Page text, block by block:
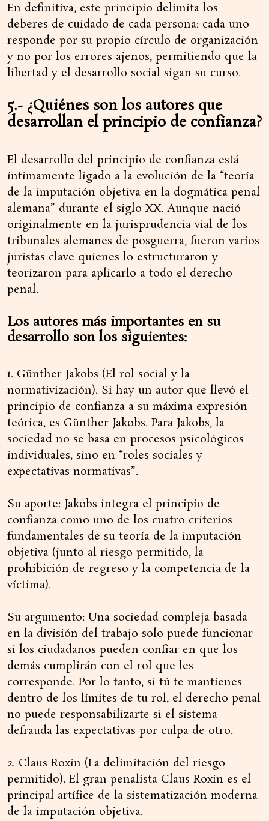
En definitiva, este principio delimita los
deberes de cuidado de cada persona: cada uno
responde por su propio círculo de organización
y no por los errores ajenos, permitiendo que la
libertad y el desarrollo social sigan su curso.
5.- ¿Quiénes son los autores que
desarrollan el principio de confianza?
El desarrollo del principio de confianza está
íntimamente ligado a la evolución de la “teoría
de la imputación objetiva en la dogmática penal
alemana” durante el siglo XX. Aunque nació
originalmente en la jurisprudencia vial de los
tribunales alemanes de posguerra, fueron varios
juristas clave quienes lo estructuraron y
teorizaron para aplicarlo a todo el derecho
penal.
Los autores más importantes en su
desarrollo son los siguientes:
1. Günther Jakobs (El rol social y la
normativización). Si hay un autor que llevó el
principio de confianza a su máxima expresión
teórica, es Günther Jakobs. Para Jakobs, la
sociedad no se basa en procesos psicológicos
individuales, sino en “roles sociales y
expectativas normativas”.
Su aporte: Jakobs integra el principio de
confianza como uno de los cuatro criterios
fundamentales de su teoría de la imputación
objetiva (junto al riesgo permitido, la
prohibición de regreso y la competencia de la
víctima).
Su argumento: Una sociedad compleja basada
en la división del trabajo solo puede funcionar
si los ciudadanos pueden confiar en que los
demás cumplirán con el rol que les
corresponde. Por lo tanto, si tú te mantienes
dentro de los límites de tu rol, el derecho penal
no puede responsabilizarte si el sistema
defrauda las expectativas por culpa de otro.
2. Claus Roxin (La delimitación del riesgo
permitido). El gran penalista Claus Roxin es el
principal artífice de la sistematización moderna
de la imputación objetiva.